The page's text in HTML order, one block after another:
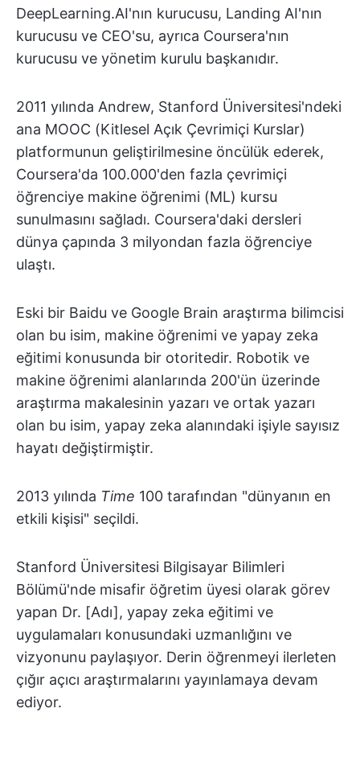
DeepLearning.AI'nın kurucusu, Landing AI'nın
kurucusu ve CEO'su, ayrıca Coursera'nın
kurucusu ve yönetim kurulu başkanıdır.
2011 yılında Andrew, Stanford Üniversitesi'ndeki
ana MOOC (Kitlesel Açık Çevrimiçi Kurslar)
platformunun geliştirilmesine öncülük ederek,
Coursera'da 100.000'den fazla çevrimiçi
öğrenciye makine öğrenimi (ML) kursu
sunulmasını sağladı. Coursera'daki dersleri
dünya çapında 3 milyondan fazla öğrenciye
ulaştı.
Eski bir Baidu ve Google Brain araştırma bilimcisi
olan bu isim, makine öğrenimi ve yapay zeka
eğitimi konusunda bir otoritedir. Robotik ve
makine öğrenimi alanlarında 200'ün üzerinde
araştırma makalesinin yazarı ve ortak yazarı
olan bu isim, yapay zeka alanındaki işiyle sayısız
hayatı değiştirmiştir.
2013 yılında Time 100 tarafından "dünyanın en
etkili kişisi" seçildi.
Stanford Üniversitesi Bilgisayar Bilimleri
Bölümü'nde misafir öğretim üyesi olarak görev
yapan Dr. [Adı], yapay zeka eğitimi ve
uygulamaları konusundaki uzmanlığını ve
vizyonunu paylaşıyor. Derin öğrenmeyi ilerleten
çığır açıcı araştırmalarını yayınlamaya devam
ediyor.